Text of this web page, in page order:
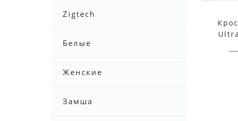
Zigtech
Белые
Женские
Замша